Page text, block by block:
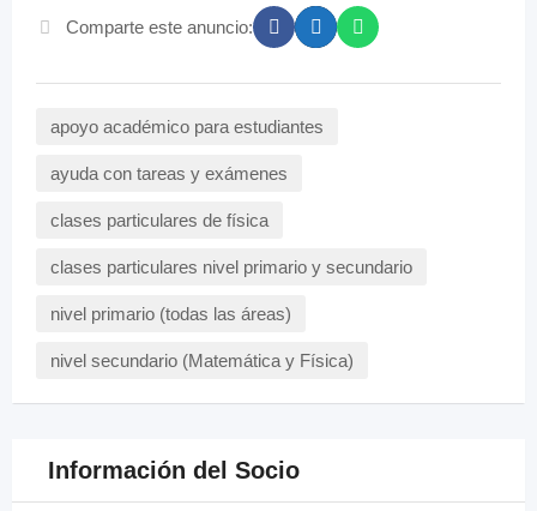
Comparte este anuncio:
apoyo académico para estudiantes
ayuda con tareas y exámenes
clases particulares de física
clases particulares nivel primario y secundario
nivel primario (todas las áreas)
nivel secundario (Matemática y Física)
Información del Socio